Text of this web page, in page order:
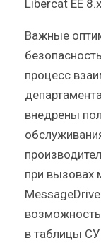
Libercat EE
Важные
процесс
внедрены
при вызовах
возможность
в таблицы